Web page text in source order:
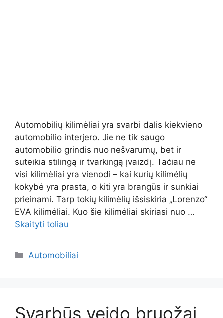
Automobilių kilimėliai yra svarbi dalis kiekvieno
automobilio interjero. Jie ne tik saugo
automobilio grindis nuo nešvarumų, bet ir
suteikia stilingą ir tvarkingą įvaizdį. Tačiau ne
visi kilimėliai yra vienodi – kai kurių kilimėlių
kokybė yra prasta, o kiti yra brangūs ir sunkiai
prieinami. Tarp tokių kilimėlių išsiskiria „Lorenzo“
EVA kilimėliai. Kuo šie kilimėliai skiriasi nuo …
Skaityti toliau
Kategorijos
Automobiliai
Svarbūs veido bruožai,